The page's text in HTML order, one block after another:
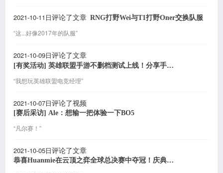
2021-10-11日评论了文章 RNG打野Wei与T1打野Oner交换队服
“这...好像2017年的队服”
2021-10-09日评论了文章
[有奖活动] 英雄联盟手游不删档测试上线！分享手游最好上分的英雄参与抽奖
“我想玩英雄联盟电竞经理”
2021-10-07日评论了视频
[赛后采访] Ale：想输一把体验一下BO5
“凡尔赛！”
2021-10-05日评论了文章
恭喜Huanmie在云顶之弈全球总决赛中夺冠！庆典即将开启！